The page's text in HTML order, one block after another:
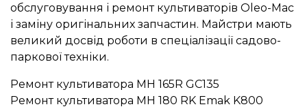
обслуговування і ремонт культиваторів Oleo-Mac
і заміну оригінальних запчастин. Майстри мають
великий досвід роботи в спеціалізації садово-
паркової техніки.
Ремонт культиватора MH 165R GC135
Ремонт культиватора MH 180 RK Emak K800